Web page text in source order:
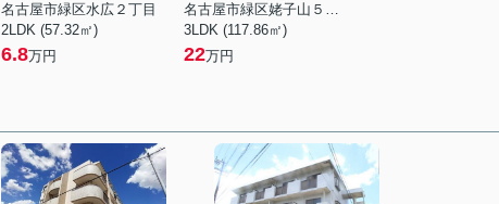
名古屋市緑区水広２丁目
2LDK (57.32㎡)
6.8万円
名古屋市緑区姥子山５丁目
3LDK (117.86㎡)
22万円